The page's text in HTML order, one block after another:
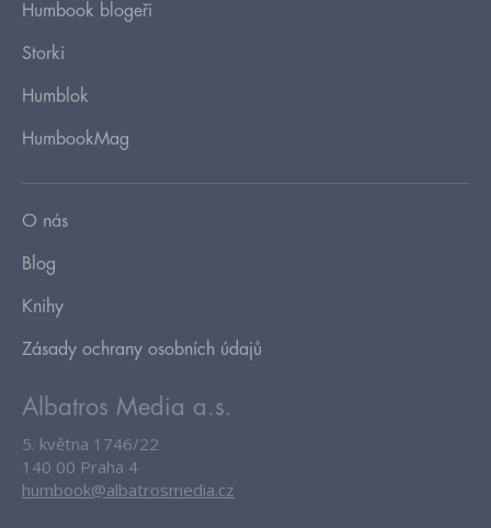
Humbook blogeři
Storki
Humblok
HumbookMag
O nás
Blog
Knihy
Zásady ochrany osobních údajů
Albatros Media a.s.
5. května 1746/22
140 00 Praha 4
humbook@albatrosmedia.cz